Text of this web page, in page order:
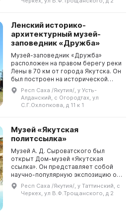
бесплатно и своими рук...
Ленский историко-
архитектурный музей-
заповедник «Дружба»
Музей-заповедник «Дружба»
расположен на правом берегу реки
Лены в 70 км от города Якутска. Он
был построен на исторической
точке первоначального основания
г. Якутска в 1632 году под
руководством Петра...
Респ Саха /Якутия/, у Усть-
Алданский, с Огородтах, ул
С.Г.Охлопкова, д 11 к 1
Музей «Якутская
политссылка»
Музей А. Д. Сыроватского был
открыт Дом-музей «Якутская
ссылка». Он представляет собой
научно-популярную экспозицию о
революционных движениях в
Якутии в период с конца XIX по
начало XX века. Экспозици...
Респ Саха /Якутия/, у Таттинский, с
Черкех, ул В.Ф.Трощанского, д 2